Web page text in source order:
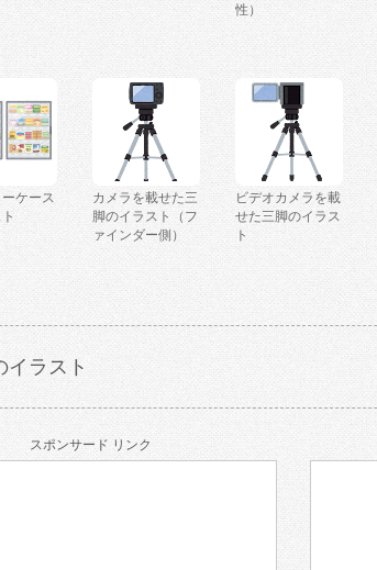
性）
ケース
カメラを載せた三
脚のイラスト（フ
ァインダー側）
ビデオカメラを載
せた三脚のイラス
ト
イラスト
スポンサード リンク